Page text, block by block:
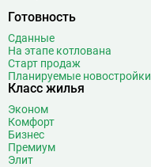
Готовность
Сданные
На этапе котлована
Старт продаж
Планируемые новостройки
Класс жилья
Эконом
Комфорт
Бизнес
Премиум
Элит